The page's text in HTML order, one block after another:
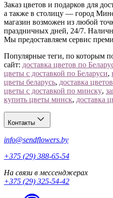
Заказ цветов и подарков для
а также в столицу — город
магазин возможен из любой
праздничных дней, 24/7.
Мы предоставляем сервис
Популярные теги, по которым
сайт: доставка цветов по
цветы с доставкой по Беларуси,
цветы беларусь, доставка
цветы с доставкой по минску,
купить цветы минск, доставка
Контакты
info@sendflowers.by
+375 (29) 388-65-54
На связи в мессенджерах
+375 (29) 325-54-42